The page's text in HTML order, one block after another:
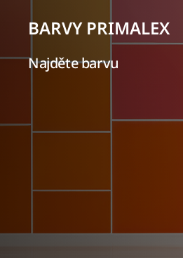
BARVY PRIMALEX
Najděte barvu